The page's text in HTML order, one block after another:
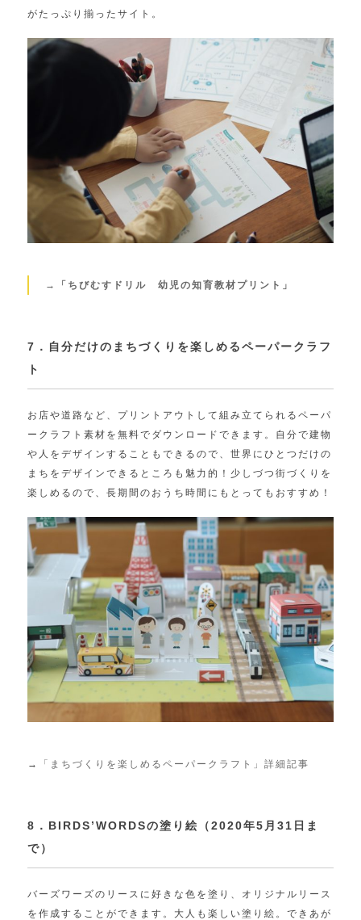
がたっぷり揃ったサイト。
→「ちびむすドリル 幼児の知育教材プリント」
7．自分だけのまちづくりを楽しめるペーパークラフ
ト
お店や道路など、プリントアウトして組み立てられるペーパ
ークラフト素材を無料でダウンロードできます。自分で建物
や人をデザインすることもできるので、世界にひとつだけの
まちをデザインできるところも魅力的！少しづつ街づくりを
楽しめるので、長期間のおうち時間にもとってもおすすめ！
→ 「まちづくりを楽しめるペーパークラフト」詳細記事
8．BIRDS’WORDSの塗り絵（2020年5月31日ま
で）
バーズワーズのリースに好きな色を塗り、オリジナルリース
を作成することができます。大人も楽しい塗り絵。できあが